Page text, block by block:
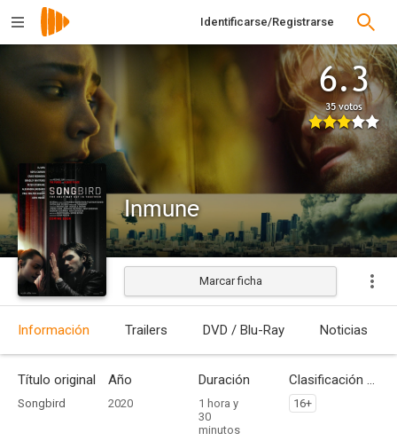
Identificarse/Registrarse
6.3
35 votos
Inmune
Estrenada
Marcar ficha
Información Trailers DVD / Blu-Ray Noticias
Título original
Songbird
Año
2020
Duración
1 hora y
30
minutos
Clasificación por edades
16+